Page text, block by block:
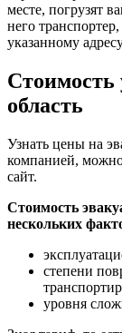
месте, погрузят
него
указанному
Стоимость
область
Узнать цены на
компанией,
сайт.
Стоимость
нескольких
степени
уровня